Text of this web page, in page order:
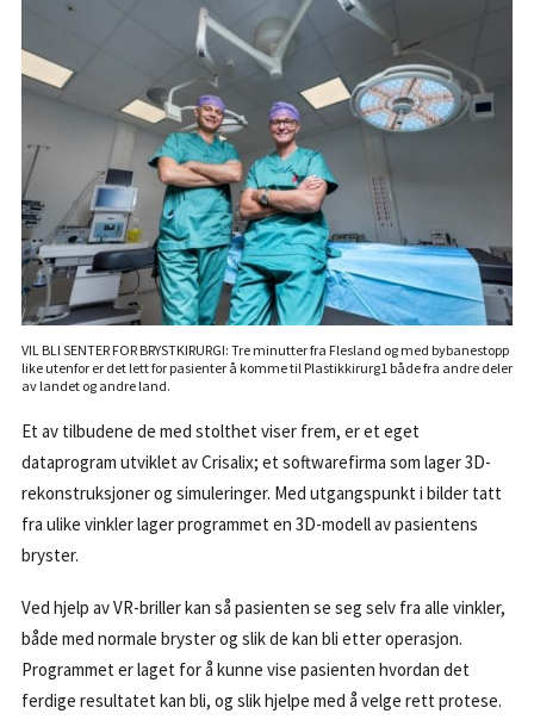
VIL BLI SENTER FOR BRYSTKIRURGI: Tre minutter fra Flesland og med bybanestopp
like utenfor er det lett for pasienter å komme til Plastikkirurg1 både fra andre deler
av landet og andre land.
Et av tilbudene de med stolthet viser frem, er et eget
dataprogram utviklet av Crisalix; et softwarefirma som lager 3D-
rekonstruksjoner og simuleringer. Med utgangspunkt i bilder tatt
fra ulike vinkler lager programmet en 3D-modell av pasientens
bryster.
Ved hjelp av VR-briller kan så pasienten se seg selv fra alle vinkler,
både med normale bryster og slik de kan bli etter operasjon.
Programmet er laget for å kunne vise pasienten hvordan det
ferdige resultatet kan bli, og slik hjelpe med å velge rett protese.